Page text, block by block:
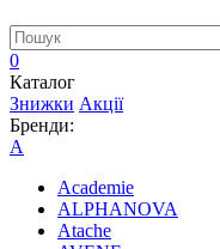
0
Каталог
Знижки Акції
Бренди:
A
Academie
ALPHANOVA
Atache